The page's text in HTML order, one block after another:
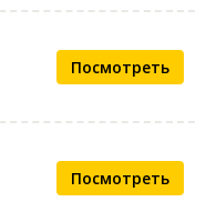
Посмотреть
Посмотреть